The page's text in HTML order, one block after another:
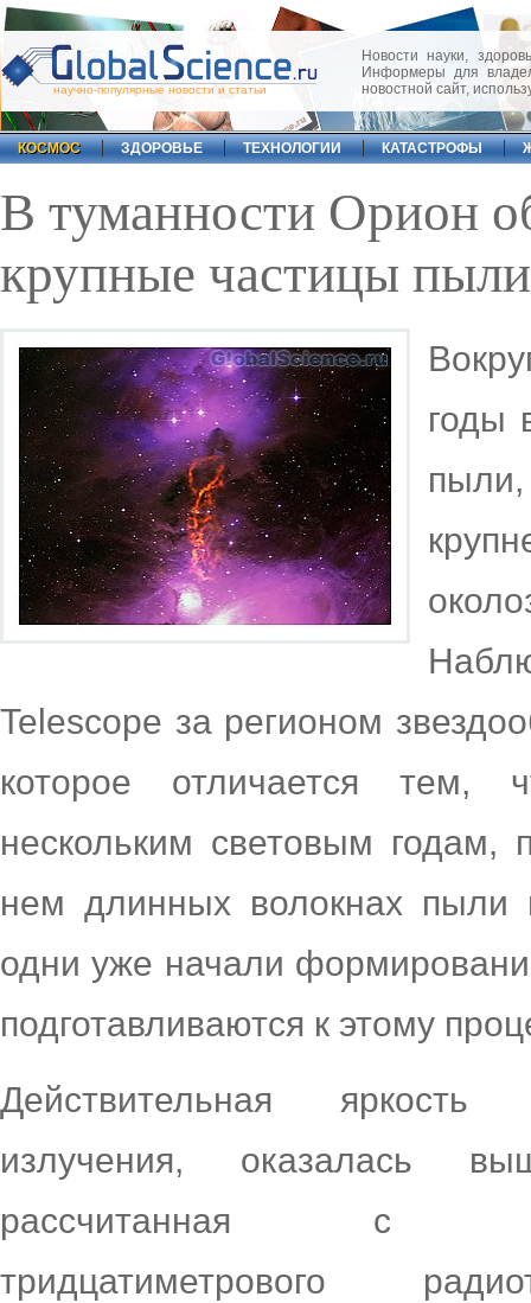
научно-популярные новости и статьи
Новости науки,
Информеры для
новостной сайт,
КОСМОС ЗДОРОВЬЕ ТЕХНОЛОГИИ КАТАСТРОФЫ
В туманности Орион
крупные частицы пыли
годы
пыли,
Telescope за регионом
которое отличается тем,
нескольким световым годам,
нем длинных волокнах пыли
одни уже начали
подготавливаются к этому
Действительная яркость
излучения, оказалась
рассчитанная с
тридцатиметрового